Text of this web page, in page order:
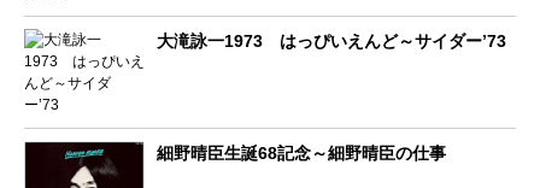
大滝詠一1973 はっぴいえんど～サイダー’73
細野晴臣生誕68記念～細野晴臣の仕事